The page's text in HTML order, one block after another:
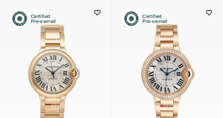
Certified
Pre-owned
Certified
Pre-owned